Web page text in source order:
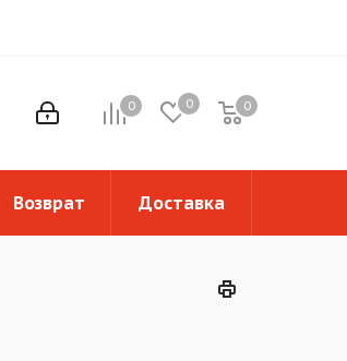
0 0 0
0
Возврат Доставка